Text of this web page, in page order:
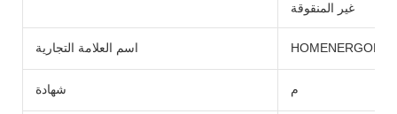
غير المنقوقة
اسم العلامة التجارية HOMENERGON
شهادة م